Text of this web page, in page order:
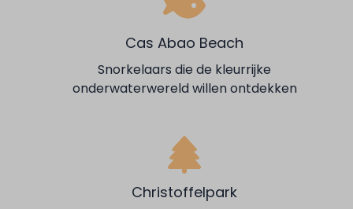
Cas Abao Beach
Snorkelaars die de kleurrijke
onderwaterwereld willen ontdekken
Christoffelpark